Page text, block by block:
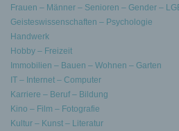
Frauen – Männer – Senioren – Gender –
Geisteswissenschaften – Psychologie
Handwerk
Hobby – Freizeit
Immobilien – Bauen – Wohnen – Garten
IT – Internet – Computer
Karriere – Beruf – Bildung
Kino – Film – Fotografie
Kultur – Kunst – Literatur